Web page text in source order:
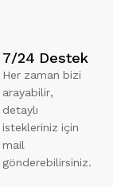
7/24 Destek
Her zaman bizi
arayabilir,
detaylı
istekleriniz için
mail
gönderebilirsiniz.